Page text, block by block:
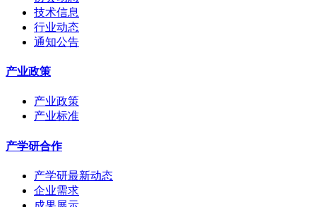
技术信息
行业动态
通知公告
产业政策
产业政策
产业标准
产学研合作
产学研最新动态
企业需求